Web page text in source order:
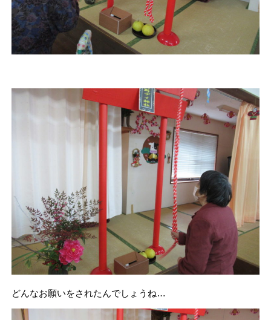
どんなお願いをされたんでしょうね…